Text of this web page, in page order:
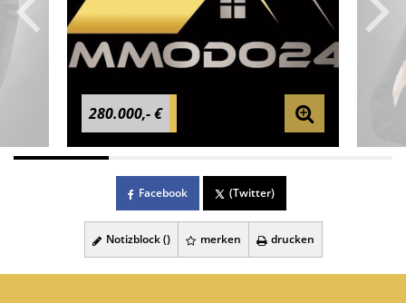
280.000,- €
Facebook (Twitter)
Notizblock () merken drucken